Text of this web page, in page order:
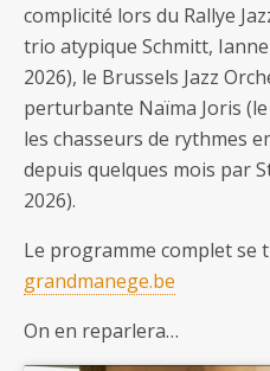
complicité lors du Rallye
trio atypique Schmitt,
2026), le Brussels Jazz
perturbante Naïma Joris
les chasseurs de rythmes
depuis quelques mois par
2026).
Le programme complet se
grandmanege.be
On en reparlera…